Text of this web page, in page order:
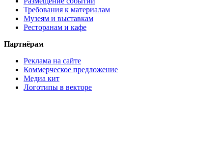
Требования к материалам
Музеям и выставкам
Ресторанам и кафе
Партнёрам
Реклама на сайте
Коммерческое предложение
Медиа кит
Логотипы в векторе